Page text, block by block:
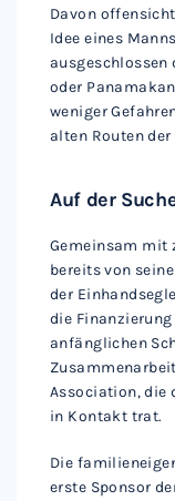
Davon
Idee eines
ausgeschlossen
oder
weniger
alten Routen
Auf der
Gemeinsam mit
bereits von
der
die
anfänglichen
Association, die
in Kontakt trat.
Die
erste Sponsor